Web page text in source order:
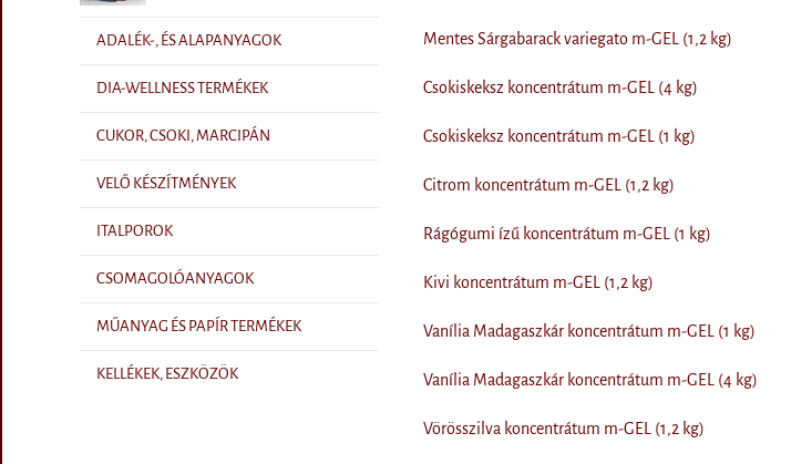
Mentes Sárgabarack variegato m-GEL (1,2 kg)
Csokiskeksz koncentrátum m-GEL (4 kg)
Csokiskeksz koncentrátum m-GEL (1 kg)
Citrom koncentrátum m-GEL (1,2 kg)
Rágógumi ízű koncentrátum m-GEL (1 kg)
Kivi koncentrátum m-GEL (1,2 kg)
Vanília Madagaszkár koncentrátum m-GEL (1 kg)
Vanília Madagaszkár koncentrátum m-GEL (4 kg)
Vörösszilva koncentrátum m-GEL (1,2 kg)
ADALÉK-, ÉS ALAPANYAGOK
DIA-WELLNESS TERMÉKEK
CUKOR, CSOKI, MARCIPÁN
VELŐ KÉSZÍTMÉNYEK
ITALPOROK
CSOMAGOLÓANYAGOK
MŰANYAG ÉS PAPÍR TERMÉKEK
KELLÉKEK, ESZKÖZÖK